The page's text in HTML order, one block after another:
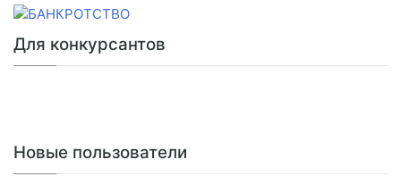
Для конкурсантов
Новые пользователи